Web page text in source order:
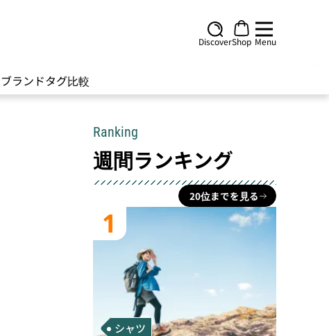
DiscoverShop Menu
ブランドタグ比較
Ranking
週間ランキング
20位までを見る
1
シャツ